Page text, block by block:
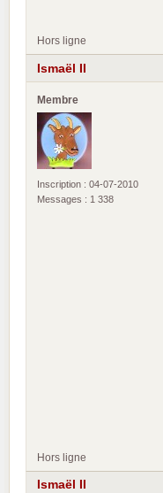
Hors ligne
Ismaël II
Membre
Inscription : 04-07-2010
Messages : 1 338
Hors ligne
Ismaël II